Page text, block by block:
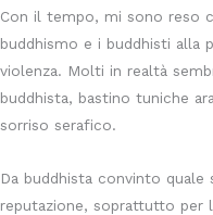
Con il tempo, mi sono reso
buddhismo e i buddhisti alla
violenza. Molti in realtà
buddhista, bastino tuniche
sorriso serafico.
Da buddhista convinto
reputazione, soprattutto per